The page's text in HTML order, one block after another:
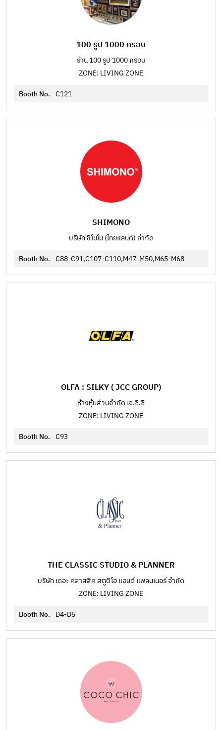
100 รูป 1000 กรอบ
ร้าน 100 รูป 1000 กรอบ
ZONE: LIVING ZONE
Booth No. C121
SHIMONO
บริษัท ชิโมโน (ไทยแลนด์) จำกัด
Booth No. C88-C91,C107-C110,M47-M50,M65-M68
OLFA : SILKY ( JCC GROUP)
ห้างหุ้นส่วนจำกัด เจ.ซี.ซี
ZONE: LIVING ZONE
Booth No. C93
THE CLASSIC STUDIO & PLANNER
บริษัท เดอะ คลาสสิค สตูดิโอ แอนด์ แพลนเนอร์ จำกัด
ZONE: LIVING ZONE
Booth No. D4-D5